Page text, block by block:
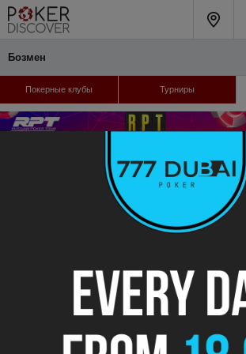
Бозмен
Покерные клубы Турниры
Регулярные кэш-игры
$1/$2 Mixed Limit Holdem/Omaha - Buy-in: $20 to No Max
LaLa Corp Poker
$1-$2 No Limit Holdem
Spades Card Room